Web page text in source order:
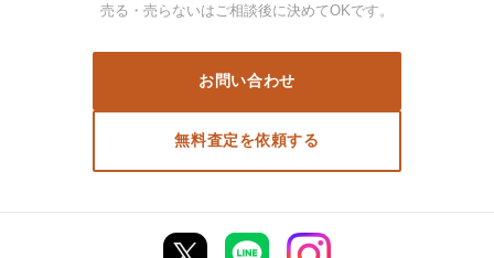
売る・売らないはご相談後に決めてOKです。
お問い合わせ
無料査定を依頼する